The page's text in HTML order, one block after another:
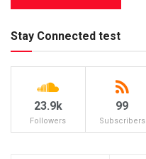
Stay Connected test
23.9k
Followers
99
Subscribers